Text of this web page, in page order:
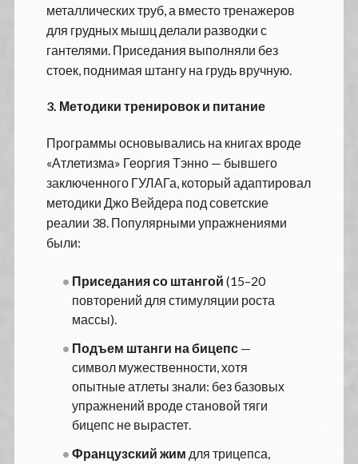
металлических труб, а вместо тренажеров
для грудных мышц делали разводки с
гантелями. Приседания выполняли без
стоек, поднимая штангу на грудь вручную.
3. Методики тренировок и питание
Программы основывались на книгах вроде
«Атлетизма» Георгия Тэнно — бывшего
заключенного ГУЛАГа, который адаптировал
методики Джо Вейдера под советские
реалии 38. Популярными упражнениями
были:
Приседания со штангой (15–20
повторений для стимуляции роста
массы).
Подъем штанги на бицепс—
символ мужественности, хотя
опытные атлеты знали: без базовых
упражнений вроде становой тяги
бицепс не вырастет.
Французский жим для трицепса,